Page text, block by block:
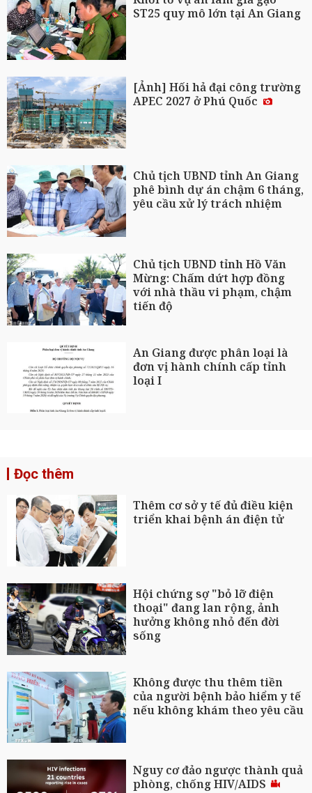
ST25 quy mô lớn tại An Giang
[Ảnh] Hối hả đại công trường
APEC 2027 ở Phú Quốc
Chủ tịch UBND tỉnh An Giang
phê bình dự án chậm 6 tháng,
yêu cầu xử lý trách nhiệm
Chủ tịch UBND tỉnh Hồ Văn
Mừng: Chấm dứt hợp đồng
với nhà thầu vi phạm, chậm
tiến độ
An Giang được phân loại là
đơn vị hành chính cấp tỉnh
loại I
Đọc thêm
Thêm cơ sở y tế đủ điều kiện
triển khai bệnh án điện tử
Hội chứng sợ "bỏ lỡ điện
thoại" đang lan rộng, ảnh
hưởng không nhỏ đến đời
sống
Không được thu thêm tiền
của người bệnh bảo hiểm y tế
nếu không khám theo yêu cầu
Nguy cơ đảo ngược thành quả
phòng, chống HIV/AIDS